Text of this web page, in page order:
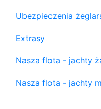
Ubezpieczenia
Extrasy
Nasza flota - jachty
Nasza flota - jachty